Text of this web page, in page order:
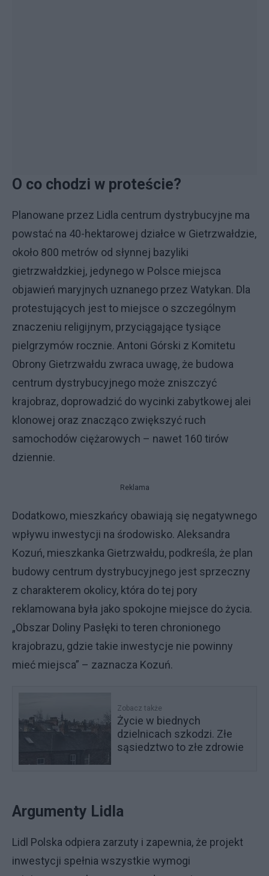
O co chodzi w proteście?
Planowane przez Lidla centrum dystrybucyjne ma
powstać na 40-hektarowej działce w Gietrzwałdzie,
około 800 metrów od słynnej bazyliki
gietrzwałdzkiej, jedynego w Polsce miejsca
objawień maryjnych uznanego przez Watykan. Dla
protestujących jest to miejsce o szczególnym
znaczeniu religijnym, przyciągające tysiące
pielgrzymów rocznie. Antoni Górski z Komitetu
Obrony Gietrzwałdu zwraca uwagę, że budowa
centrum dystrybucyjnego może zniszczyć
krajobraz, doprowadzić do wycinki zabytkowej alei
klonowej oraz znacząco zwiększyć ruch
samochodów ciężarowych – nawet 160 tirów
dziennie.
Reklama
Dodatkowo, mieszkańcy obawiają się negatywnego
wpływu inwestycji na środowisko. Aleksandra
Kozuń, mieszkanka Gietrzwałdu, podkreśla, że plan
budowy centrum dystrybucyjnego jest sprzeczny
z charakterem okolicy, która do tej pory
reklamowana była jako spokojne miejsce do życia.
„Obszar Doliny Pasłęki to teren chronionego
krajobrazu, gdzie takie inwestycje nie powinny
mieć miejsca” – zaznacza Kozuń.
Zobacz także
Życie w biednych
dzielnicach szkodzi. Złe
sąsiedztwo to złe zdrowie
Argumenty Lidla
Lidl Polska odpiera zarzuty i zapewnia, że projekt
inwestycji spełnia wszystkie wymogi